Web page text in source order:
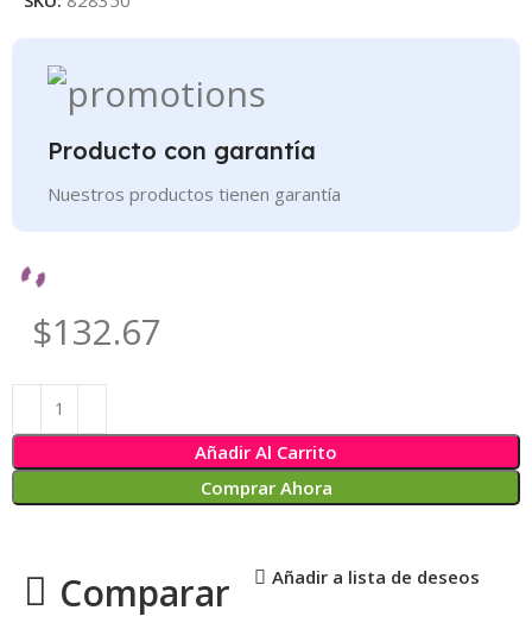
Producto con garantía
Nuestros productos tienen garantía
$132.67
Añadir Al Carrito
Comprar Ahora
Comparar Añadir a lista de deseos